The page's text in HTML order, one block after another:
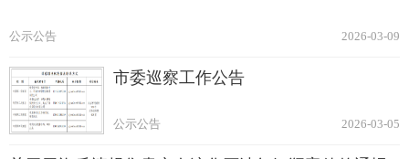
2026-03-09
公示公告
市委巡察工作公告
2026-03-05
公示公告